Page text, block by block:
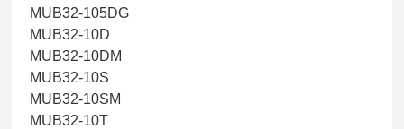
MUB32-105DG
MUB32-10D
MUB32-10DM
MUB32-10S
MUB32-10SM
MUB32-10T